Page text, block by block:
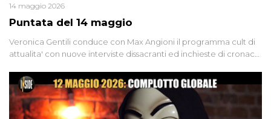
Puntata del 14 maggio
14 maggio 2026
Veronica Gentili conduce con Max Angioni il programma cult di
attualita' con nuove interviste dissacranti ed inchieste di cronaca